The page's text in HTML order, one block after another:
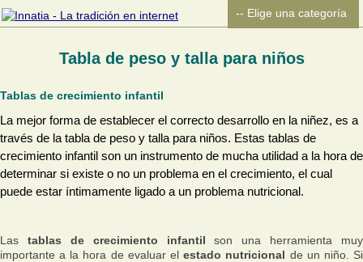
Tabla de peso y talla para niños
Tablas de crecimiento infantil
La mejor forma de establecer el correcto desarrollo en la niñez, es a
través de la tabla de peso y talla para niños. Estas tablas de
crecimiento infantil son un instrumento de mucha utilidad a la hora de
determinar si existe o no un problema en el crecimiento, el cual
puede estar íntimamente ligado a un problema nutricional.
Las tablas de crecimiento infantilson una herramienta muy
importante a la hora de evaluar elestado nutricional de un niño. Si